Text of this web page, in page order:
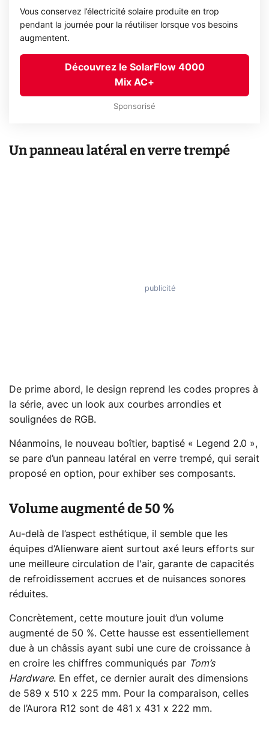
Vous conservez l’électricité solaire produite en trop
pendant la journée pour la réutiliser lorsque vos besoins
augmentent.
Découvrez le SolarFlow 4000
Mix AC+
Sponsorisé
Un panneau latéral en verre trempé
De prime abord, le design reprend les codes propres à
la série, avec un look aux courbes arrondies et
soulignées de RGB.
Néanmoins, le nouveau boîtier, baptisé « Legend 2.0 »,
se pare d’un panneau latéral en verre trempé, qui serait
proposé en option, pour exhiber ses composants.
Volume augmenté de 50 %
Au-delà de l’aspect esthétique, il semble que les
équipes d’Alienware aient surtout axé leurs efforts sur
une meilleure circulation de l'air, garante de capacités
de refroidissement accrues et de nuisances sonores
réduites.
Concrètement, cette mouture jouit d’un volume
augmenté de 50 %. Cette hausse est essentiellement
due à un châssis ayant subi une cure de croissance à
en croire les chiffres communiqués par Tom’s
Hardware. En effet, ce dernier aurait des dimensions
de 589 x 510 x 225 mm. Pour la comparaison, celles
de l’Aurora R12 sont de 481 x 431 x 222 mm.